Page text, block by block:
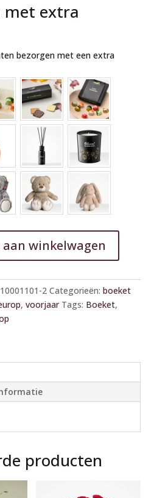
met extra
bezorgen met een extra
aan winkelwagen
2 Categorieën: boeket
, voorjaar Tags: Boeket,
producten